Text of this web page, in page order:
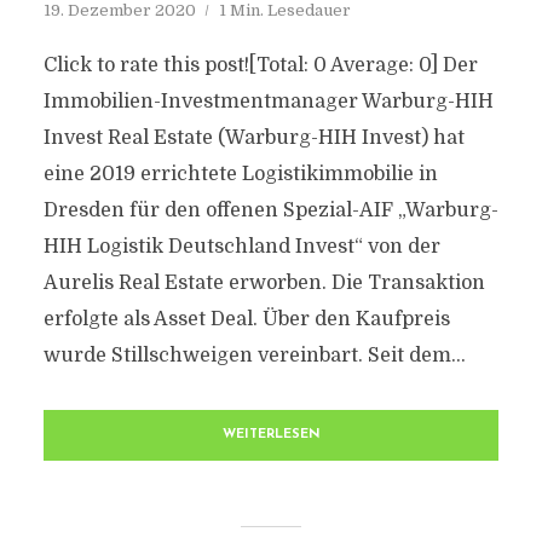
19. Dezember 2020 1 Min. Lesedauer
Click to rate this post![Total: 0 Average: 0] Der
Immobilien-Investmentmanager Warburg-HIH
Invest Real Estate (Warburg-HIH Invest) hat
eine 2019 errichtete Logistikimmobilie in
Dresden für den offenen Spezial-AIF „Warburg-
HIH Logistik Deutschland Invest“ von der
Aurelis Real Estate erworben. Die Transaktion
erfolgte als Asset Deal. Über den Kaufpreis
wurde Stillschweigen vereinbart. Seit dem...
WEITERLESEN